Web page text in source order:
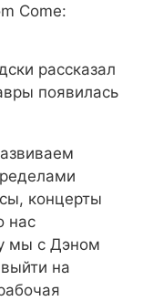
Come:
рассказал
появилась
концерты
нас
мы с Дэном
на